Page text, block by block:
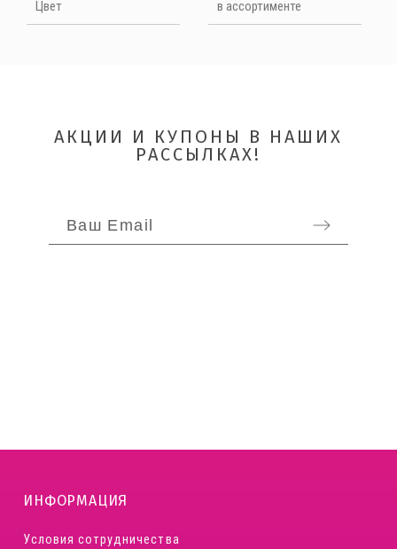
Цвет в ассортименте
Quality
АКЦИИ И КУПОНЫ В НАШИХ
РАССЫЛКАХ!
ИНФОРМАЦИЯ
Условия сотрудничества